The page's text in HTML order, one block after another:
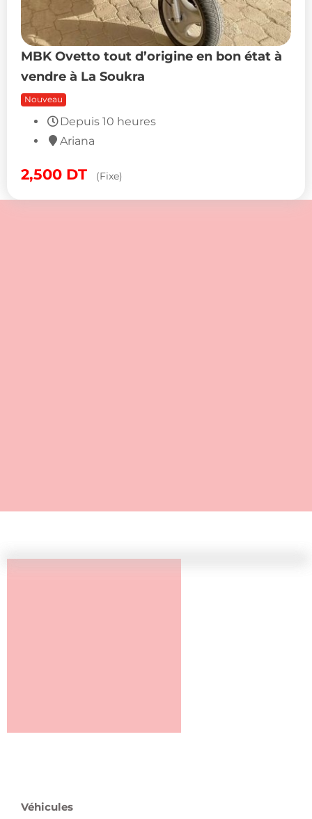
MBK Ovetto tout d’origine en bon état à
vendre à La Soukra
Nouveau
Depuis 10 heures
Ariana
2,500 DT (Fixe)
Véhicules